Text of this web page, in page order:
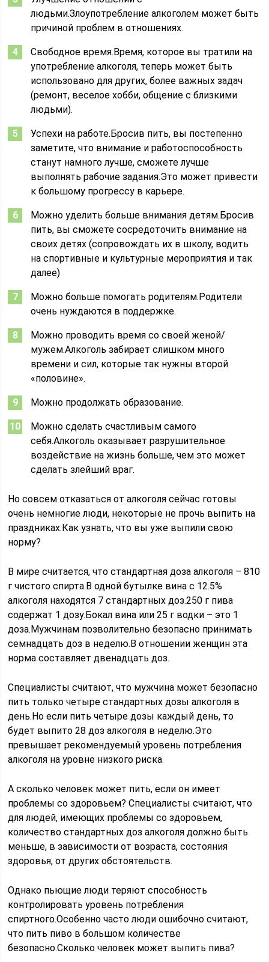
людьми.Злоупотребление алкоголем может быть
причиной проблем в отношениях.
Свободное время.Время, которое вы тратили на
употребление алкоголя, теперь может быть
использовано для других, более важных задач
(ремонт, веселое хобби, общение с близкими
людьми).
Успехи на работе.Бросив пить, вы постепенно
заметите, что внимание и работоспособность
станут намного лучше, сможете лучше
выполнять рабочие задания.Это может привести
к большому прогрессу в карьере.
Можно уделить больше внимания детям.Бросив
пить, вы сможете сосредоточить внимание на
своих детях (сопровождать их в школу, водить
на спортивные и культурные мероприятия и так
далее)
Можно больше помогать родителям.Родители
очень нуждаются в поддержке.
Можно проводить время со своей женой/
мужем.Алкоголь забирает слишком много
времени и сил, которые так нужны второй
«половине».
Можно продолжать образование.
Можно сделать счастливым самого
себя.Алкоголь оказывает разрушительное
воздействие на жизнь больше, чем это может
сделать злейший враг.
Но совсем отказаться от алкоголя сейчас готовы
очень немногие люди, некоторые не прочь выпить на
праздниках.Как узнать, что вы уже выпили свою
норму?
В мире считается, что стандартная доза алкоголя – 810
г чистого спирта.В одной бутылке вина с 12.5%
алкоголя находятся 7 стандартных доз.250 г пива
содержат 1 дозу.Бокал вина или 25 г водки – это 1
доза.Мужчинам позволительно безопасно принимать
семнадцать доз в неделю.В отношении женщин эта
норма составляет двенадцать доз.
Специалисты считают, что мужчина может безопасно
пить только четыре стандартных дозы алкоголя в
день.Но если пить четыре дозы каждый день, то
будет выпито 28 доз алкоголя в неделю.Это
превышает рекомендуемый уровень потребления
алкоголя на уровне низкого риска.
А сколько человек может пить, если он имеет
проблемы со здоровьем? Специалисты считают, что
для людей, имеющих проблемы со здоровьем,
количество стандартных доз алкоголя должно быть
меньше, в зависимости от возраста, состояния
здоровья, от других обстоятельств.
Однако пьющие люди теряют способность
контролировать уровень потребления
спиртного.Особенно часто люди ошибочно считают,
что пить пиво в большом количестве
безопасно.Сколько человек может выпить пива?